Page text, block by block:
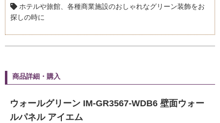
ホテルや旅館、各種商業施設のおしゃれなグリーン装飾をお
探しの時に
商品詳細・購入
ウォールグリーン IM-GR3567-WDB6 壁面ウォー
ルパネル アイエム